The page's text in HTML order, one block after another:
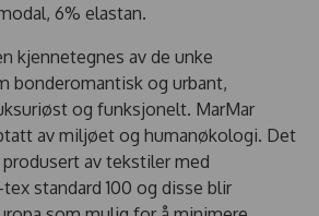
6% elastan.
kjennetegnes av de unke
bonderomantisk og urbant,
og funksjonelt. MarMar
av miljøet og humanøkologi. Det
av tekstiler med
standard 100 og disse blir